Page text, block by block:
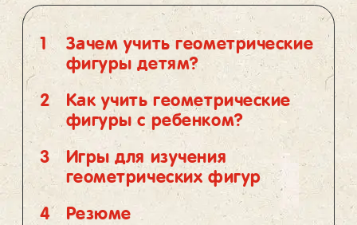
1
Зачем учить геометрические
фигуры детям?
2
Как учить геометрические
фигуры с ребенком?
3
Игры для изучения
геометрических фигур
4
Резюме